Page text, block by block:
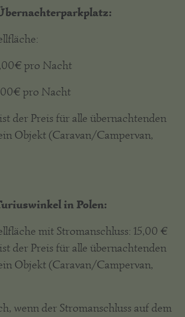
pro Nacht
pro Nacht
der Preis für alle übernachtenden
Objekt (Caravan/Campervan,
in Polen:
mit Stromanschluss: 15,00 €
der Preis für alle übernachtenden
Objekt (Caravan/Campervan,
wenn der Stromanschluss auf dem